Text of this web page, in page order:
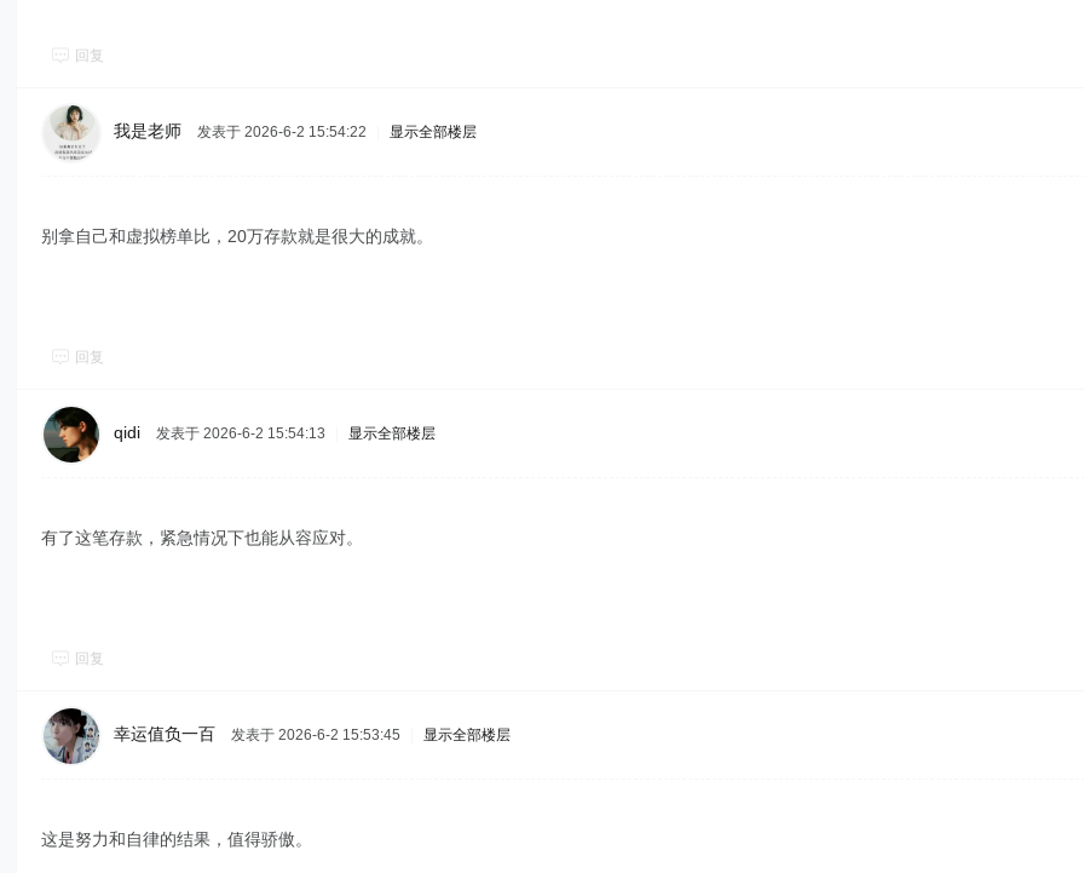
回复
我是老师 发表于 2026-6-2 15:54:22 显示全部楼层
别拿自己和虚拟榜单比，20万存款就是很大的成就。
回复
qidi 发表于 2026-6-2 15:54:13 显示全部楼层
有了这笔存款，紧急情况下也能从容应对。
回复
幸运值负一百 发表于 2026-6-2 15:53:45 显示全部楼层
这是努力和自律的结果，值得骄傲。